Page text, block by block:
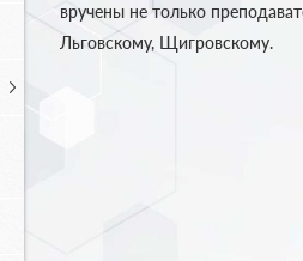
вручены не только
Льговскому, Щигровскому.